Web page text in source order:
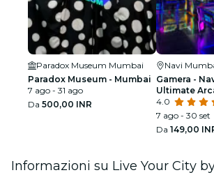
Paradox Museum Mumbai
Paradox Museum - Mumbai
7 ago - 31 ago
Da 500,00 INR
Navi
Gamera -
Ultimate
4.0
7 ago - 30 set
Da 149,00
Informazioni su Live Your City